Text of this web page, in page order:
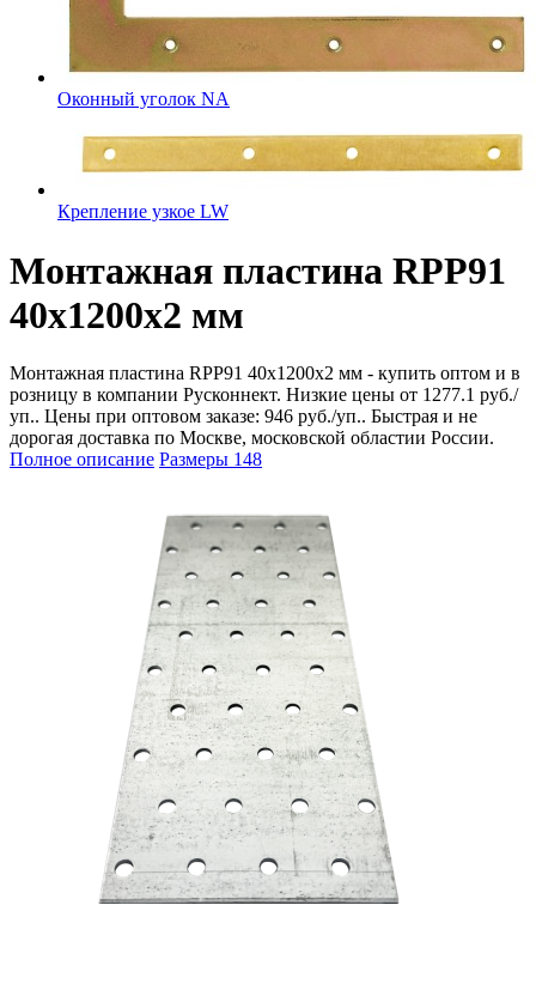
Оконный уголок NA
Крепление узкое LW
Монтажная пластина RPP91
40x1200x2 мм
Монтажная пластина RPP91 40x1200x2 мм - купить оптом и в
розницу в компании Русконнект. Низкие цены от 1277.1 руб./
уп.. Цены при оптовом заказе: 946 руб./уп.. Быстрая и не
дорогая доставка по Москве, московской областии России.
Полное описание Размеры 148